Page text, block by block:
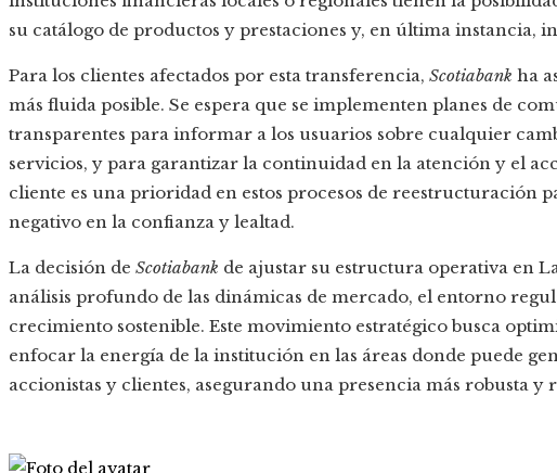
su catálogo de productos y prestaciones y, en última instancia,
Para los clientes afectados por esta transferencia, Scotiabank ha
más fluida posible. Se espera que se implementen planes de
transparentes para informar a los usuarios sobre cualquier
servicios, y para garantizar la continuidad en la atención y el
cliente es una prioridad en estos procesos de reestructuración
negativo en la confianza y lealtad.
La decisión de Scotiabank de ajustar su estructura operativa en
análisis profundo de las dinámicas de mercado, el entorno
crecimiento sostenible. Este movimiento estratégico busca
enfocar la energía de la institución en las áreas donde puede
accionistas y clientes, asegurando una presencia más robusta